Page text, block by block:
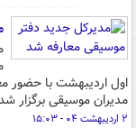
اول اردیبهشت با حضور
مدیران موسیقی برگزار
۲ اردیبهشت ۰۴ - ۱۵:۰۳